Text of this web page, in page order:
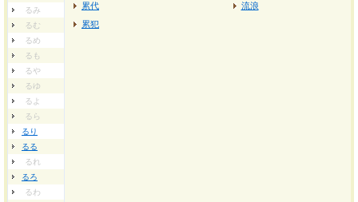
るみ
るむ
るめ
るも
るや
るゆ
るよ
るら
るり
るる
るれ
るろ
るわ
累代
累犯
流浪